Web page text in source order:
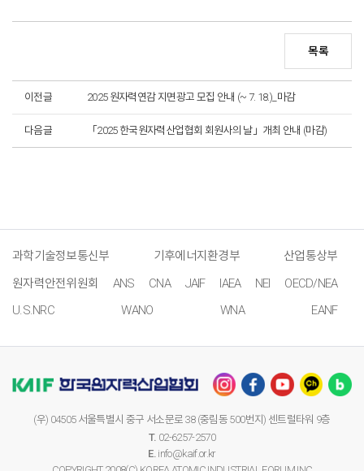
목록
이전글 2025 원자력연감 지면광고 모집 안내 (~ 7. 18.)_마감
다음글 「2025 한국원자력산업협회 회원사의 날」개최 안내 (마감)
과학기술정보통신부 기후에너지환경부
산업통상부
원자력안전위원회
ANS CNA JAIF IAEA NEI
OECD/NEA
U.S.NRC
WANO WNA EANF
(우) 04505 서울특별시 중구 서소문로 38 (중림동 500번지) 센트럴타워 9층
T. 02-6257-2570
E. info@kaif.or.kr